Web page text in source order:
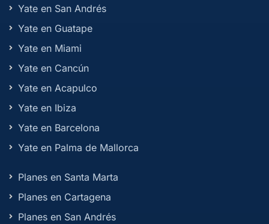
Yate en San Andrés
Yate en Guatape
Yate en Miami
Yate en Cancún
Yate en Acapulco
Yate en Ibiza
Yate en Barcelona
Yate en Palma de Mallorca
Planes en Santa Marta
Planes en Cartagena
Planes en San Andrés